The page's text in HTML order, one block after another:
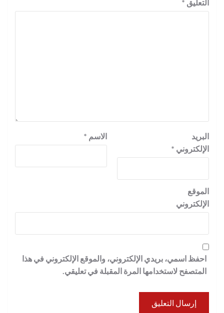
التعليق *
الاسم *
البريد
الإلكتروني *
الموقع
الإلكتروني
احفظ اسمي، بريدي الإلكتروني، والموقع الإلكتروني في هذا
المتصفح لاستخدامها المرة المقبلة في تعليقي.